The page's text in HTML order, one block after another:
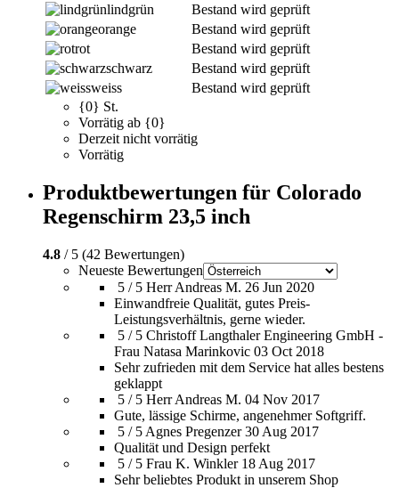
lindgrün
Bestand wird geprüft
orange
Bestand wird geprüft
rot
Bestand wird geprüft
schwarz
Bestand wird geprüft
weiss
Bestand wird geprüft
{0} St.
Vorrätig ab {0}
Derzeit nicht vorrätig
Vorrätig
Produktbewertungen für Colorado
Regenschirm 23,5 inch
4.8 / 5 (42 Bewertungen)
Neueste Bewertungen
5 / 5 Herr Andreas M. 26 Jun 2020
Einwandfreie Qualität, gutes Preis-
Leistungsverhältnis, gerne wieder.
5 / 5 Christoff Langthaler Engineering GmbH -
Frau Natasa Marinkovic 03 Oct 2018
Sehr zufrieden mit dem Service hat alles bestens
geklappt
5 / 5 Herr Andreas M. 04 Nov 2017
Gute, lässige Schirme, angenehmer Softgriff.
5 / 5 Agnes Pregenzer 30 Aug 2017
Qualität und Design perfekt
5 / 5 Frau K. Winkler 18 Aug 2017
Sehr beliebtes Produkt in unserem Shop